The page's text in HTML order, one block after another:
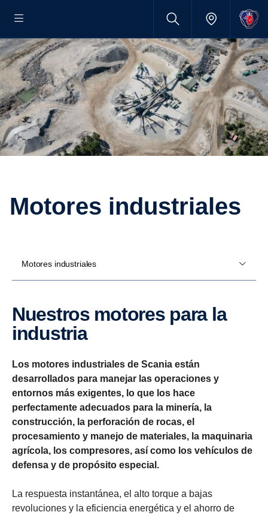
Motores industriales
Motores industriales
Nuestros motores para la
industria
Los motores industriales de Scania están
desarrollados para manejar las operaciones y
entornos más exigentes, lo que los hace
perfectamente adecuados para la minería, la
construcción, la perforación de rocas, el
procesamiento y manejo de materiales, la maquinaria
agrícola, los compresores, así como los vehículos de
defensa y de propósito especial.
La respuesta instantánea, el alto torque a bajas
revoluciones y la eficiencia energética y el ahorro de